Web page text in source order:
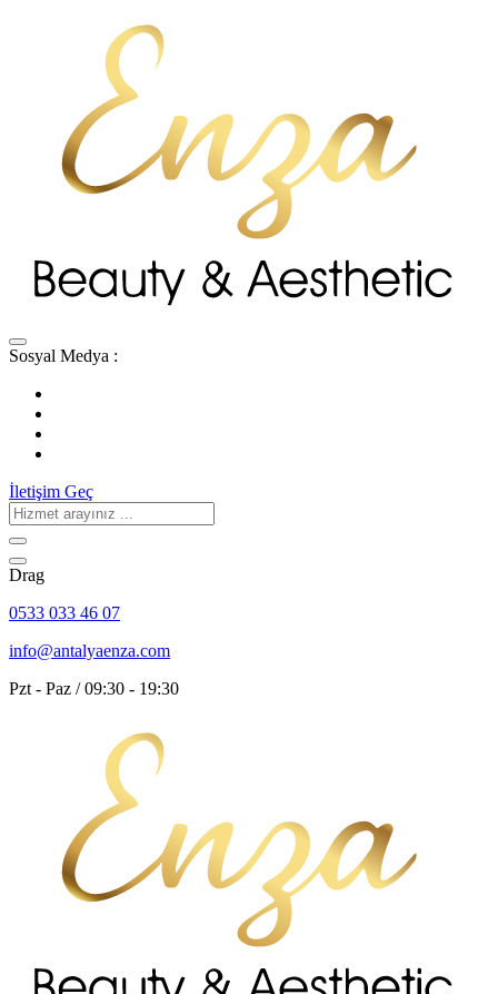
Sosyal Medya :
İletişim Geç
Drag
0533 033 46 07
info@antalyaenza.com
Pzt - Paz / 09:30 - 19:30